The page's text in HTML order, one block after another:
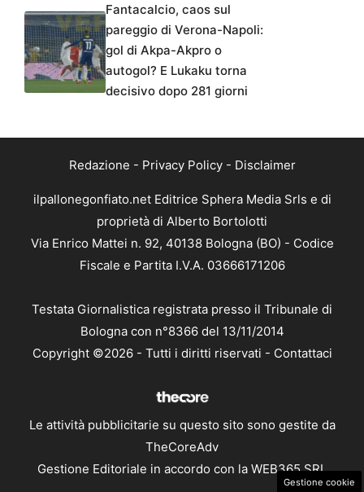
Fantacalcio, caos sul
pareggio di Verona-Napoli:
gol di Akpa-Akpro o
autogol? E Lukaku torna
decisivo dopo 281 giorni
Redazione - Privacy Policy- Disclaimer
ilpallonegonfiato.net Editrice Sphera Media Srls e di
proprietà di Alberto Bortolotti
Via Enrico Mattei n. 92, 40138 Bologna (BO) - Codice
Fiscale e Partita I.V.A. 03666171206
Testata Giornalistica registrata presso il Tribunale di
Bologna con n°8366 del 13/11/2014
Copyright ©2026 - Tutti i diritti riservati - Contattaci
Le attività pubblicitarie su questo sito sono gestite da
TheCoreAdv
Gestione Editoriale in accordo con la WEB365 SRL
Gestione cookie